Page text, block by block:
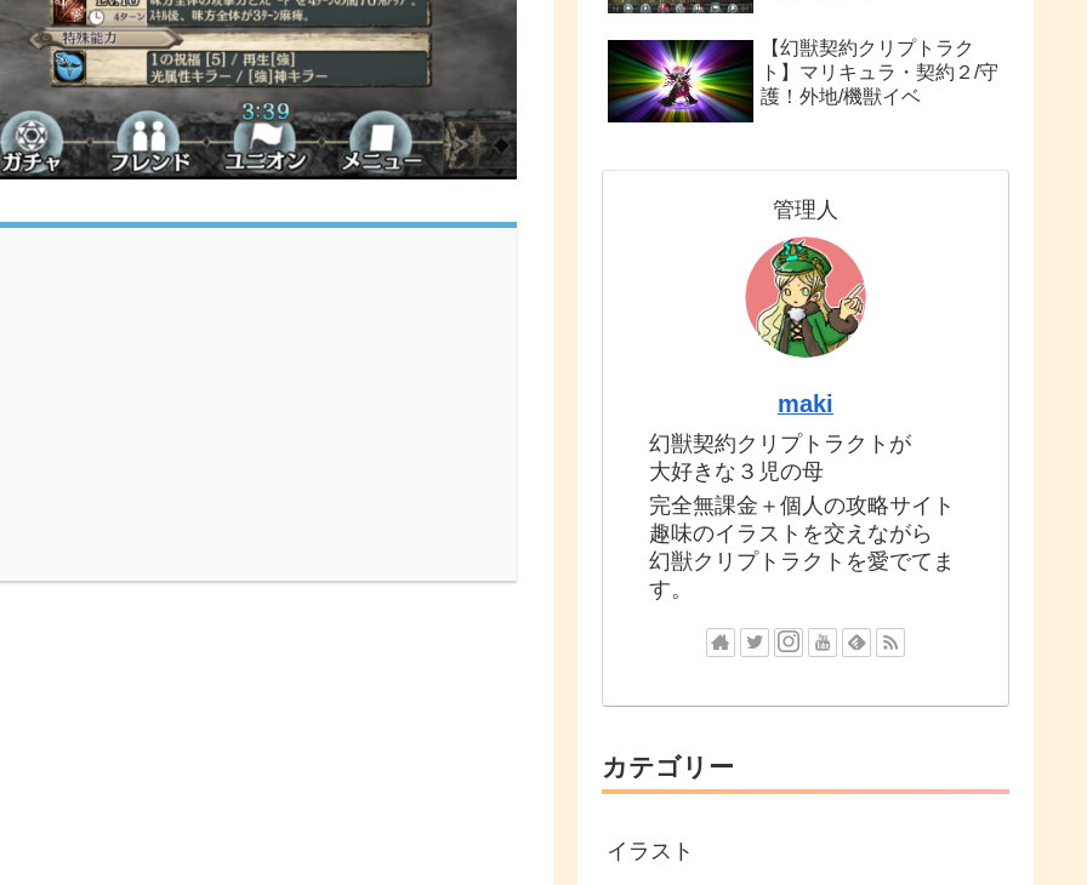
【幻獣契約クリプトラク
ト】マリキュラ・契約２/守
護！外地/機獣イベ
管理人
maki
幻獣契約クリプトラクトが
大好きな３児の母
完全無課金＋個人の攻略サイト
趣味のイラストを交えながら
幻獣クリプトラクトを愛でてま
す。
カテゴリー
イラスト